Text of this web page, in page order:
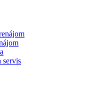
servis